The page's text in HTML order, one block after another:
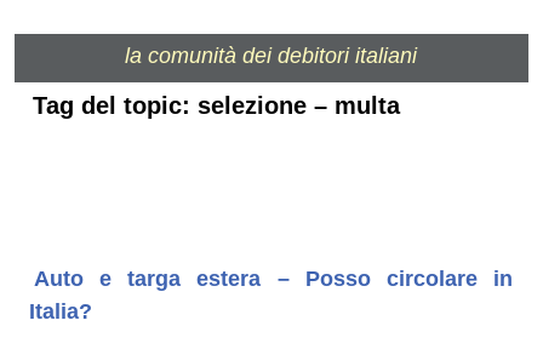
la comunità dei debitori italiani
Tag del topic: selezione – multa
Auto e targa estera – Posso circolare in
Italia?